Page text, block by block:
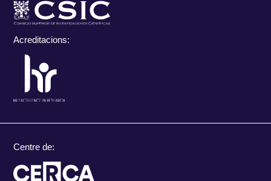
Acreditacions:
Centre de: